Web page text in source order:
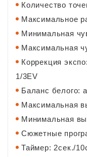
Количество
Максимальное
Минимальная
Максимальная
Коррекция
1/3EV
Баланс белого:
Максимальная
Минимальная
Сюжетные
Таймер: 2сек./